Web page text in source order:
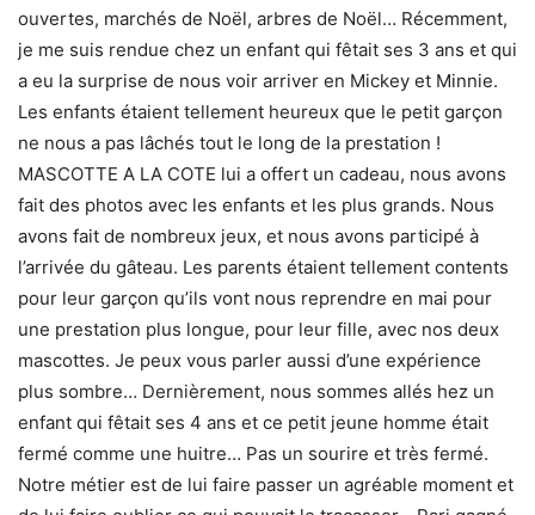
ouvertes, marchés de Noël, arbres de Noël… Récemment,
je me suis rendue chez un enfant qui fêtait ses 3 ans et qui
a eu la surprise de nous voir arriver en Mickey et Minnie.
Les enfants étaient tellement heureux que le petit garçon
ne nous a pas lâchés tout le long de la prestation !
MASCOTTE A LA COTE lui a offert un cadeau, nous avons
fait des photos avec les enfants et les plus grands. Nous
avons fait de nombreux jeux, et nous avons participé à
l’arrivée du gâteau. Les parents étaient tellement contents
pour leur garçon qu’ils vont nous reprendre en mai pour
une prestation plus longue, pour leur fille, avec nos deux
mascottes. Je peux vous parler aussi d’une expérience
plus sombre… Dernièrement, nous sommes allés hez un
enfant qui fêtait ses 4 ans et ce petit jeune homme était
fermé comme une huitre… Pas un sourire et très fermé.
Notre métier est de lui faire passer un agréable moment et